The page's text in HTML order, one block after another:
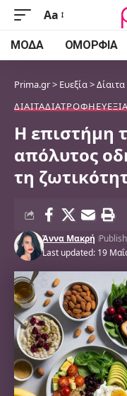
Font
Resizer
Aa
ΜΌΔΑ ΟΜΟΡΦΙΆ
Prima.gr> Ευεξία>Δίαιτα
ΔΊΑΙΤΑΔΙΑΤΡΟΦΉ
Η επιστήμη
απόλυτος
τη
Last updated: 19
Άννα Μακρή